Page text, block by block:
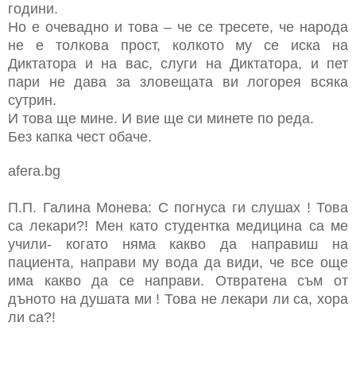
години.
Но е очевадно и това – че се тресете, че народа
не е толкова прост, колкото му се иска на
Диктатора и на вас, слуги на Диктатора, и пет
пари не дава за зловещата ви логорея всяка
сутрин.
И това ще мине. И вие ще си минете по реда.
Без капка чест обаче.
afera.bg
П.П. Галина Монева: С погнуса ги слушах ! Това
са лекари?! Мен като студентка медицина са ме
учили- когато няма какво да направиш на
пациента, направи му вода да види, че все още
има какво да се направи. Отвратена съм от
дъното на душата ми ! Това не лекари ли са, хора
ли са?!